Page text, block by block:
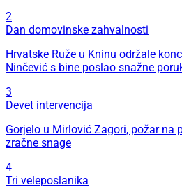
2
Dan domovinske zahvalnosti
Hrvatske Ruže u Kninu održale
Ninčević s bine poslao snažne
3
Devet intervencija
Gorjelo u Mirlović Zagori, požar na
zračne snage
4
Tri veleposlanika